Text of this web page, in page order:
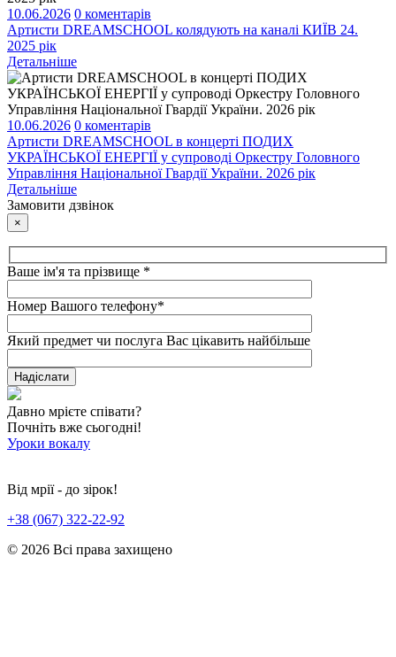
10.06.2026 0 коментарiв
Артисти DREAMSCHOOL колядують на каналі КИЇВ 24.
2025 рік
Детальнiше
10.06.2026 0 коментарiв
Артисти DREAMSCHOOL в концерті ПОДИХ
УКРАЇНСЬКОЇ ЕНЕРГІЇ у супроводі Оркестру Головного
Управління Національної Гвардії України. 2026 рік
Детальнiше
Замовити дзвiнок
×
Ваше ім'я та прізвище *
Номер Вашого телефону*
Який предмет чи послуга Вас цікавить найбільше
Давно мрієте співати?
Почніть вже сьогодні!
Уроки вокалу
Від мрії - до зірок!
+38 (067) 322-22-92
© 2026 Всi права захищено